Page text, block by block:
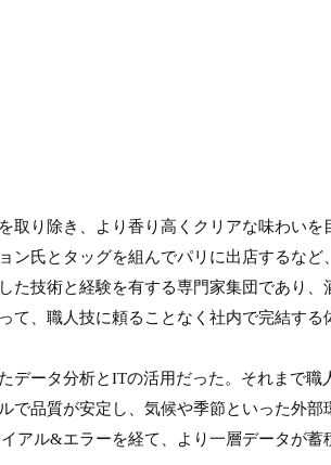
り除き、より香り高くクリアな味わい
氏とタッグを組んでパリに出店するなど
技術と経験を有する専門家集団であり、
、職人技に頼ることなく社内で完結する
ータ分析とITの活用だった。それまで
品質が安定し、気候や季節といった外
ル&エラーを経て、より一層データが